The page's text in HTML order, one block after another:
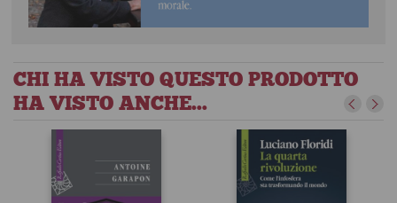
CHI HA VISTO QUESTO PRODOTTO
HA VISTO ANCHE...